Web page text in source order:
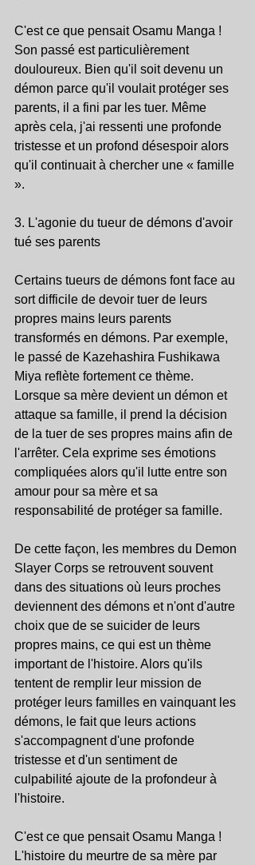
C'est ce que pensait Osamu Manga !
Son passé est particulièrement
douloureux. Bien qu'il soit devenu un
démon parce qu'il voulait protéger ses
parents, il a fini par les tuer. Même
après cela, j'ai ressenti une profonde
tristesse et un profond désespoir alors
qu'il continuait à chercher une « famille
».
3. L'agonie du tueur de démons d'avoir
tué ses parents
Certains tueurs de démons font face au
sort difficile de devoir tuer de leurs
propres mains leurs parents
transformés en démons. Par exemple,
le passé de Kazehashira Fushikawa
Miya reflète fortement ce thème.
Lorsque sa mère devient un démon et
attaque sa famille, il prend la décision
de la tuer de ses propres mains afin de
l'arrêter. Cela exprime ses émotions
compliquées alors qu'il lutte entre son
amour pour sa mère et sa
responsabilité de protéger sa famille.
De cette façon, les membres du Demon
Slayer Corps se retrouvent souvent
dans des situations où leurs proches
deviennent des démons et n'ont d'autre
choix que de se suicider de leurs
propres mains, ce qui est un thème
important de l'histoire. Alors qu'ils
tentent de remplir leur mission de
protéger leurs familles en vainquant les
démons, le fait que leurs actions
s'accompagnent d'une profonde
tristesse et d'un sentiment de
culpabilité ajoute de la profondeur à
l'histoire.
C'est ce que pensait Osamu Manga !
L'histoire du meurtre de sa mère par